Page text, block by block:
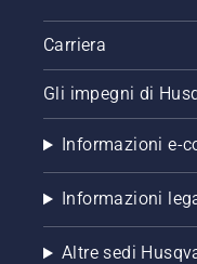
Carriera
Gli impegni di
Informazioni e-
Informazioni
Altre sedi